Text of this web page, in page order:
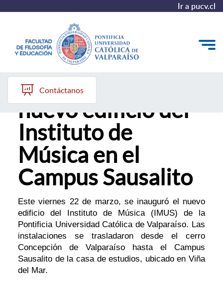
Ir a pucv.cl
Quiénes somos
Líneas de trabajo 2025-2028
Historia
Proyecto Conocimientos 2030
Reportes
Contáctanos
Inauguración del
nuevo edificio del
Instituto de
Música en el
Campus Sausalito
Este viernes 22 de marzo, se inauguró el nuevo
edificio del Instituto de Música (IMUS) de la
Pontificia Universidad Católica de Valparaíso. Las
instalaciones se trasladaron desde el cerro
Concepción de Valparaíso hasta el Campus
Sausalito de la casa de estudios, ubicado en Viña
del Mar.